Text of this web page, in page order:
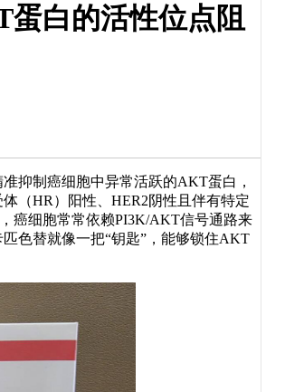
白的活性位点阻
抑制癌细胞中异常活跃的AKT蛋白，
（HR）阳性、HER2阴性且伴有特定
癌细胞常常依赖PI3K/AKT信号通路来
色替就像一把“钥匙”，能够锁住AKT